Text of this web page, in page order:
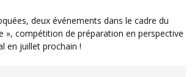
deux événements dans le cadre du
», compétition de préparation en perspective
en juillet prochain !